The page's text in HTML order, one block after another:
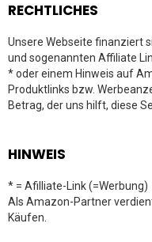
RECHTLICHES
Unsere Webseite finanziert
und sogenannten Affiliate
* oder einem Hinweis auf
Produktlinks bzw.
Betrag, der uns hilft, diese
HINWEIS
* = Afilliate-Link (=Werbung)
Als Amazon-Partner
Käufen.